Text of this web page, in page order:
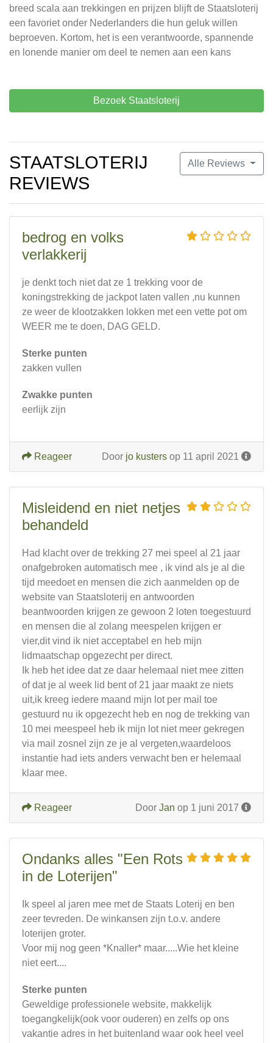
breed scala aan trekkingen en prijzen blijft de Staatsloterij
een favoriet onder Nederlanders die hun geluk willen
beproeven. Kortom, het is een verantwoorde, spannende
en lonende manier om deel te nemen aan een kans
Bezoek Staatsloterij
Alle Reviews
STAATSLOTERIJ
REVIEWS
bedrog en volks
verlakkerij
je denkt toch niet dat ze 1 trekking voor de
koningstrekking de jackpot laten vallen ,nu kunnen
ze weer de klootzakken lokken met een vette pot om
WEER me te doen, DAG GELD.
Sterke punten
zakken vullen
Zwakke punten
eerlijk zijn
Door jo kusters op 11 april 2021
Reageer
Misleidend en niet netjes
behandeld
Had klacht over de trekking 27 mei speel al 21 jaar
onafgebroken automatisch mee , ik vind als je al die
tijd meedoet en mensen die zich aanmelden op de
website van Staatsloterij en antwoorden
beantwoorden krijgen ze gewoon 2 loten toegestuurd
en mensen die al zolang meespelen krijgen er
vier,dit vind ik niet acceptabel en heb mijn
lidmaatschap opgezecht per direct.
Ik heb het idee dat ze daar helemaal niet mee zitten
of dat je al week lid bent of 21 jaar maakt ze niets
uit,ik kreeg iedere maand mijn lot per mail toe
gestuurd nu ik opgezecht heb en nog de trekking van
10 mei meespeel heb ik mijn lot niet meer gekregen
via mail zosnel zijn ze je al vergeten,waardeloos
instantie had iets anders verwacht ben er helemaal
klaar mee.
Door Jan op 1 juni 2017
Reageer
Ondanks alles "Een Rots
in de Loterijen"
Ik speel al jaren mee met de Staats Loterij en ben
zeer tevreden. De winkansen zijn t.o.v. andere
loterijen groter.
Voor mij nog geen *Knaller* maar.....Wie het kleine
niet eert....
Sterke punten
Geweldige professionele website, makkelijk
toegangkelijk(ook voor ouderen) en zelfs op ons
vakantie adres in het buitenland waar ook heel veel